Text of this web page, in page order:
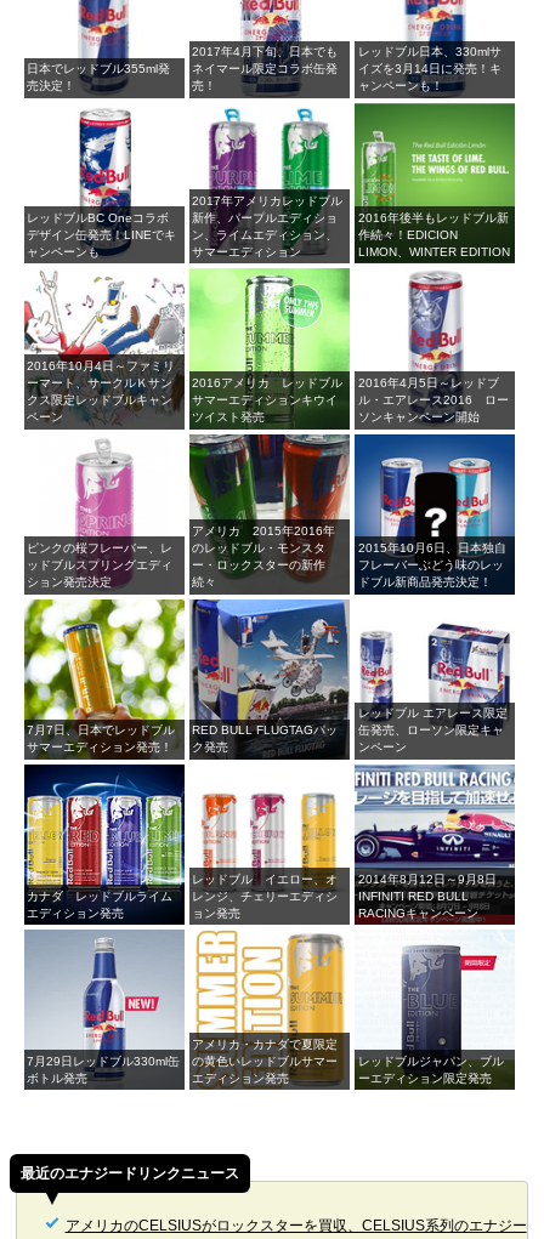
日本でレッドブル355ml発
売決定！
2017年4月下旬、日本でも
ネイマール限定コラボ缶発
売！
レッドブル日本、330mlサ
イズを3月14日に発売！キ
ャンペーンも！
レッドブルBC Oneコラボ
デザイン缶発売！LINEでキ
ャンペーンも
2017年アメリカレッドブル
新作、パープルエディショ
ン、ライムエディション、
サマーエディション
2016年後半もレッドブル新
作続々！EDICION
LIMON、WINTER EDITION
2016年10月4日～ファミリ
ーマート、サークルＫサン
クス限定レッドブルキャン
ペーン
2016アメリカ レッドブル
サマーエディションキウイ
ツイスト発売
2016年4月5日～レッドブ
ル・エアレース2016 ロー
ソンキャンペーン開始
ピンクの桜フレーバー、レ
ッドブルスプリングエディ
ション発売決定
アメリカ 2015年2016年
のレッドブル・モンスタ
ー・ロックスターの新作
続々
2015年10月6日、日本独自
フレーバーぶどう味のレッ
ドブル新商品発売決定！
7月7日、日本でレッドブル
サマーエディション発売！
RED BULL FLUGTAGパッ
ク発売
レッドブル エアレース限定
缶発売、ローソン限定キャ
ンペーン
カナダ レッドブルライム
エディション発売
レッドブル イエロー、オ
レンジ、チェリーエディシ
ョン発売
2014年8月12日～9月8日
INFINITI RED BULL
RACINGキャンペーン
7月29日レッドブル330ml缶
ボトル発売
アメリカ・カナダで夏限定
の黄色いレッドブルサマー
エディション発売
レッドブルジャパン、ブル
ーエディション限定発売
最近のエナジードリンクニュース
アメリカのCELSIUSがロックスターを買収、CELSIUS系列のエナジー